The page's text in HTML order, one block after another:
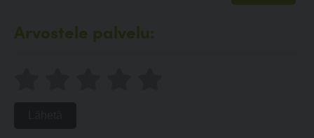
Arvostele palvelu: